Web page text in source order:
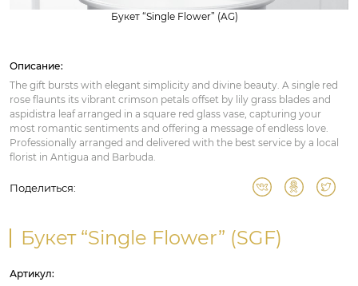
Букет “Single Flower” (AG)
Описание:
The gift bursts with elegant simplicity and divine beauty. A single red
rose flaunts its vibrant crimson petals offset by lily grass blades and
aspidistra leaf arranged in a square red glass vase, capturing your
most romantic sentiments and offering a message of endless love.
Professionally arranged and delivered with the best service by a local
florist in Antigua and Barbuda.
Поделиться:
Букет “Single Flower” (SGF)
Артикул: